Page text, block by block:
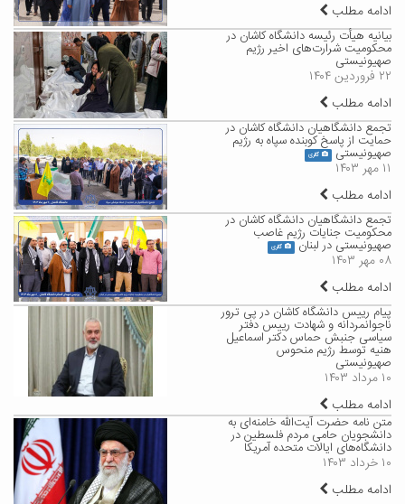
ادامه مطلب
بیانیه هیأت رئیسه دانشگاه کاشان در
محکومیت شرارت‌های اخیر رژیم
صهیونیستی
۲۲ فروردین ۱۴۰۴
ادامه مطلب
تجمع دانشگاهیان دانشگاه کاشان در
حمایت از پاسخ کوبنده سپاه به رژیم
صهیونیستی گالری
۱۱ مهر ۱۴۰۳
ادامه مطلب
تجمع دانشگاهیان دانشگاه کاشان در
محکومیت جنایات رژیم غاصب
صهیونیستی در لبنان گالری
۰۸ مهر ۱۴۰۳
ادامه مطلب
پیام رییس دانشگاه کاشان در پی ترور
ناجوانمردانه و شهادت رییس دفتر
سیاسی جنبش حماس دکتر اسماعیل
هنیه توسط رژیم منحوس
صهیونیستی
۱۰ مرداد ۱۴۰۳
ادامه مطلب
متن نامه حضرت آیت‌الله خامنه‌ای به
دانشجویان حامی مردم فلسطین در
دانشگاه‌های ایالات متحده آمریکا
۱۰ خرداد ۱۴۰۳
ادامه مطلب